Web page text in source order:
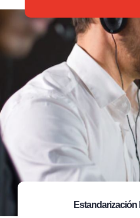
Estandarización